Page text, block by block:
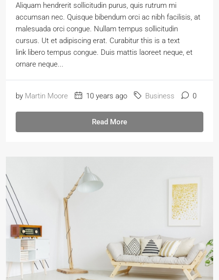
Aliquam hendrerit sollicitudin purus, quis rutrum mi
accumsan nec. Quisque bibendum orci ac nibh facilisis, at
malesuada orci congue. Nullam tempus sollicitudin
cursus. Ut et adipiscing erat. Curabitur this is a text
link libero tempus congue. Duis mattis laoreet neque, et
ornare neque...
by Martin Moore 10 years ago Business 0
Read More